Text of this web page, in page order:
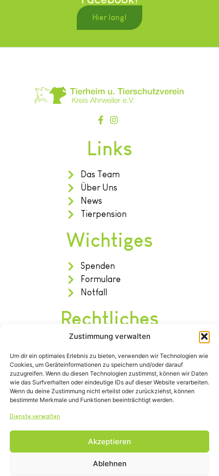
Zustimmung verwalten
Um dir ein optimales Erlebnis zu bieten, verwenden wir Technologien wie
Cookies, um Geräteinformationen zu speichern und/oder darauf
zuzugreifen. Wenn du diesen Technologien zustimmst, können wir Daten
wie das Surfverhalten oder eindeutige IDs auf dieser Website verarbeiten.
Wenn du deine Zustimmung nicht erteilst oder zurückziehst, können
bestimmte Merkmale und Funktionen beeinträchtigt werden.
Dienste verwalten
Akzeptieren
Ablehnen
Hier lang!
Links
Das Team
Über Uns
News
Tierpension
Wichtiges
Spenden
Formulare
Notfall
Rechtliches
Datenschutz
Satzung
Tel.: (02642) 21600info@tierheim-remagen.de
Blankertshohl 25, 53424 Remagen